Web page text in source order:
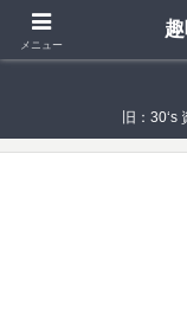
旧：
メニュー